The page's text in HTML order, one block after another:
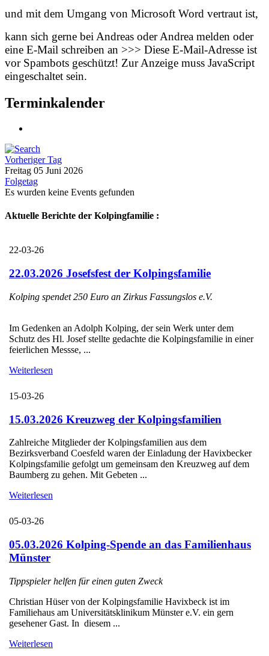
und mit dem Umgang von Microsoft Word vertraut ist,
kann sich gerne bei Andreas oder Andrea melden oder
eine E-Mail schreiben an >>> Diese E-Mail-Adresse ist
vor Spambots geschützt! Zur Anzeige muss JavaScript
eingeschaltet sein.
Terminkalender
Vorheriger Tag
Freitag 05 Juni 2026
Folgetag
Es wurden keine Events gefunden
Aktuelle Berichte der Kolpingfamilie :
22-03-26
22.03.2026 Josefsfest der Kolpingsfamilie
Kolping spendet 250 Euro an Zirkus Fassungslos e.V.
Im Gedenken an Adolph Kolping, der sein Werk unter dem
Schutz des Hl. Josef stellte gedachte die Kolpingsfamilie in einer
feierlichen Messse, ...
Weiterlesen
15-03-26
15.03.2026 Kreuzweg der Kolpingsfamilien
Zahlreiche Mitglieder der Kolpingsfamilien aus dem
Bezirksverband Coesfeld waren der Einladung der Havixbecker
Kolpingsfamilie gefolgt um gemeinsam den Kreuzweg auf dem
Baumberg zu gehen. Mit Gebeten ...
Weiterlesen
05-03-26
05.03.2026 Kolping-Spende an das Familienhaus
Münster
Tippspieler helfen für einen guten Zweck
Christian Hüser von der Kolpingsfamilie Havixbeck ist im
Familiehaus am Universitätsklinikum Münster e.V. ein gern
gesehener Gast. In diesem ...
Weiterlesen